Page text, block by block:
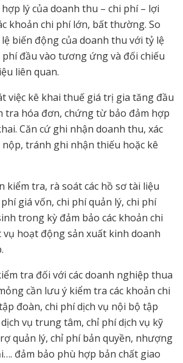
lý của doanh thu – chi phí – lợi
khoản chi phí lớn, bất thường. So
biến động của doanh thu với tỷ lệ
đầu vào tương ứng và đối chiếu
liên quan.
việc kê khai thuế giá trị gia tăng đầu
tra hóa đơn, chứng từ bảo đảm hợp
Căn cứ ghi nhận doanh thu, xác
tránh ghi nhận thiếu hoặc kê
kiểm tra, rà soát các hồ sơ tài liệu
giá vốn, chi phí quản lý, chi phí
trong kỳ đảm bảo các khoản chi
hoạt động sản xuất kinh doanh
tra đối với các doanh nghiệp thua
cần lưu ý kiểm tra các khoản chi
đoàn, chi phí dịch vụ nội bộ tập
vụ trung tâm, chỉ phí dịch vụ kỹ
quản lý, chỉ phí bản quyền, nhượng
đảm bảo phù hợp bản chất giao